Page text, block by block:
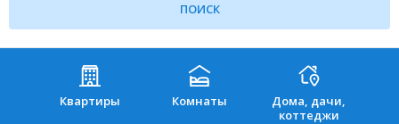
Квартиры Комнаты
Дома, дачи,
коттеджи